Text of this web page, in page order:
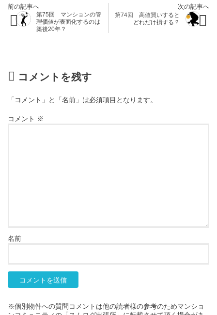
第75回 マンションの管
理価値が表面化するのは
築後20年？
第74回 高値買いすると
どれだけ損する？
コメントを残す
「コメント」と「名前」は必須項目となります。
コメント ※
名前
※個別物件への質問コメントは他の読者様の参考のためマンショ